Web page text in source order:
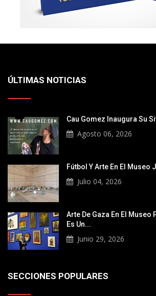
ÚLTIMAS NOTICIAS
Cau Gomez Inaugura Su
Agosto 06, 2026
Fútbol Y Arte En El Museo
Julio 04, 2026
Arte De Gaza En El Museo
Es Un...
Junio 29, 2026
SECCIONES POPULARES